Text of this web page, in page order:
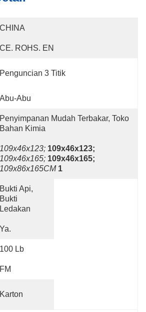
CHINA
CE. ROHS. EN
Penguncian 3 Titik
Abu-Abu
Penyimpanan Mudah Terbakar, Toko
Bahan Kimia
109x46x123; 109x46x123;
109x46x165; 109x46x165;
109x86x165CM 1
Bukti Api,
Bukti
Ledakan
Ya.
100 Lb
FM
Karton